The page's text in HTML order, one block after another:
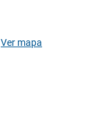
Ver mapa